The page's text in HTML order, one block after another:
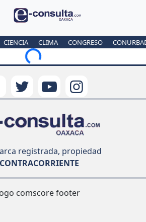
CIENCIA CLIMA CONGRESO
Loading...
registrada, propiedad